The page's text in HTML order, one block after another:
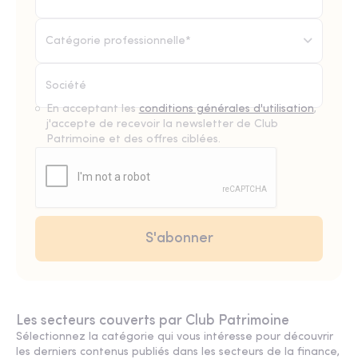
Catégorie professionnelle*
En acceptant les conditions générales d'utilisation,
j'accepte de recevoir la newsletter de Club
Patrimoine et des offres ciblées.
Les secteurs couverts par Club Patrimoine
Sélectionnez la catégorie qui vous intéresse pour découvrir
les derniers contenus publiés dans les secteurs de la finance,